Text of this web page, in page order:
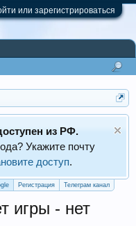
или зарегистрироваться
из РФ.
Укажите почту
доступ.
Регистрация Телеграм канал
игры - нет